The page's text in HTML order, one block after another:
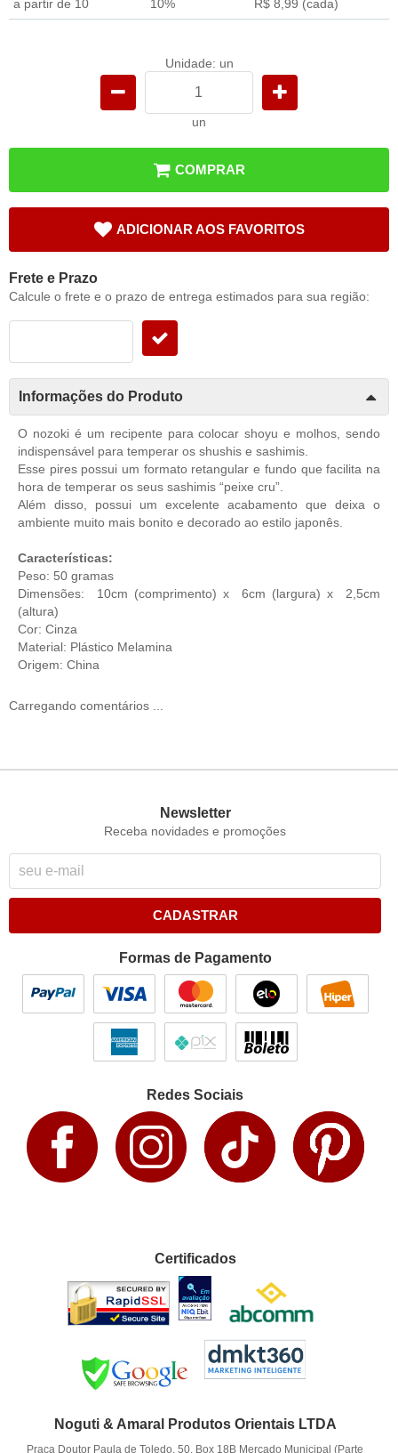
a partir de 10 10% R$ 8,99 (cada)
Unidade: un
un
COMPRAR
ADICIONAR AOS FAVORITOS
Frete e Prazo
Calcule o frete e o prazo de entrega estimados para sua região:
Informações do Produto
O nozoki é um recipente para colocar shoyu e molhos, sendo
indispensável para temperar os shushis e sashimis.
Esse pires possui um formato retangular e fundo que facilita na
hora de temperar os seus sashimis “peixe cru”.
Além disso, possui um excelente acabamento que deixa o
ambiente muito mais bonito e decorado ao estilo japonês.
Características:
Peso: 50 gramas
Dimensões: 10cm (comprimento) x 6cm (largura) x 2,5cm
(altura)
Cor: Cinza
Material: Plástico Melamina
Origem: China
Carregando comentários ...
Newsletter
Receba novidades e promoções
CADASTRAR
Formas de Pagamento
Redes Sociais
Certificados
Noguti & Amaral Produtos Orientais LTDA
Praça Doutor Paula de Toledo, 50, Box 18B Mercado Municipal (Parte